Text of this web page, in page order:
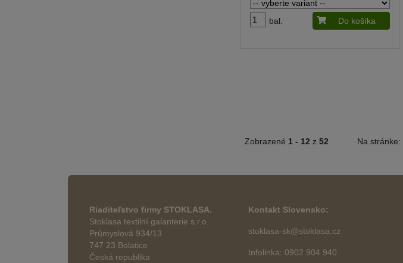
bal. Do košíka
Zobrazené 1 - 12 z 52 Na stránke:
Riaditeľstvo firmy STOKLASA.
Stoklasa textilní galanterie s.r.o.
Průmyslová 934/13
747 23 Bolatice
Česká republika
Kontakt Slovensko:
stoklasa-sk@stoklasa.cz
Infolinka: 0902 904 940